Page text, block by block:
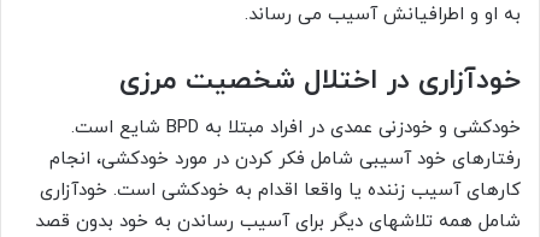
به او و اطرافیانش آسیب می رساند.
خودآزاری در اختلال شخصیت مرزی
خودکشی و خودزنی عمدی در افراد مبتلا به BPD شایع است.
رفتارهای خود آسیبی شامل فکر کردن در مورد خودکشی، انجام
کارهای آسیب زننده یا واقعا اقدام به خودکشی است. خودآزاری
شامل همه تلاشهای دیگر برای آسیب رساندن به خود بدون قصد